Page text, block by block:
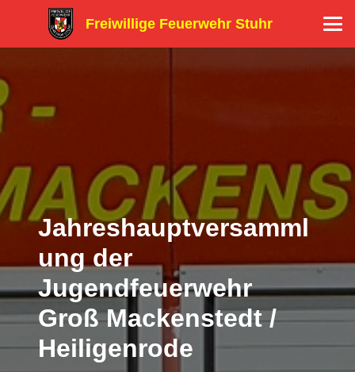
Freiwillige Feuerwehr Stuhr
Jahreshauptversamml
ung der
Jugendfeuerwehr
Groß Mackenstedt /
Heiligenrode